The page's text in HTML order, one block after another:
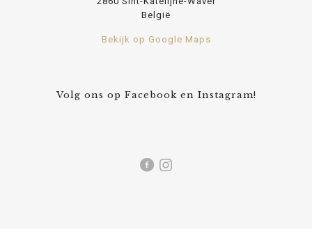
België
Bekijk op Google Maps
Volg ons op Facebook en Instagram!